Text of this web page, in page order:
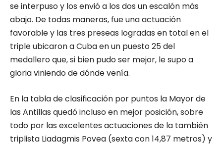
se interpuso y los envió a los dos un escalón más
abajo. De todas maneras, fue una actuación
favorable y las tres preseas logradas en total en el
triple ubicaron a Cuba en un puesto 25 del
medallero que, si bien pudo ser mejor, le supo a
gloria viniendo de dónde venía.
En la tabla de clasificación por puntos la Mayor de
las Antillas quedó incluso en mejor posición, sobre
todo por las excelentes actuaciones de la también
triplista Liadagmis Povea (sexta con 14,87 metros) y